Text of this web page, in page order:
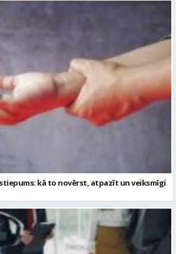
kā to novērst, atpazīt un veiksmīgi